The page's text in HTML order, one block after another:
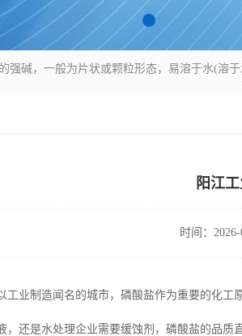
阳江
时间：
工业制造闻名的城市，磷酸盐作为重要的化
，还是水处理企业需要缓蚀剂，磷酸盐的品